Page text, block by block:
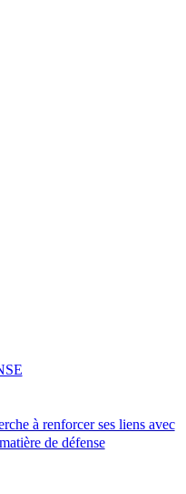
à renforcer ses liens avec
de défense